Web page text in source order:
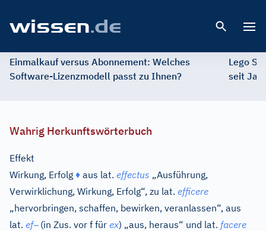
Einmalkauf versus Abonnement: Welches
Software-Lizenzmodell passt zu Ihnen?
Lego
seit
Wahrig Herkunftswörterbuch
Effekt
Wirkung, Erfolg ♦ aus lat. effectus „Ausführung,
Verwirklichung, Wirkung, Erfolg“, zu lat. efficere
„hervorbringen, schaffen, bewirken, veranlassen“, aus
lat. ef–(in Zus. vor f für ex) „aus, heraus“ und lat. facere